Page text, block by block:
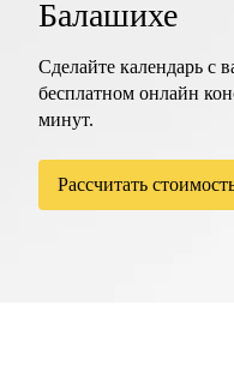
Балашихе
Сделайте календарь с
бесплатном онлайн
минут.
Рассчитать